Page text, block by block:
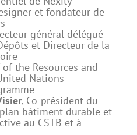
et fondateur de
général délégué
et Directeur de la
of the Resources and
Nations
, Co-président du
bâtiment durable et
au CSTB et à